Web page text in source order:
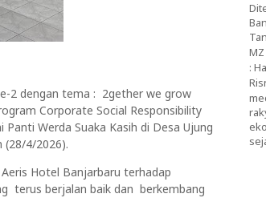
2 dengan tema : 2gether we grow
Corporate Social Responsibility
Werda Suaka Kasih di Desa Ujung
(28/4/2026).
Hotel Banjarbaru terhadap
terus berjalan baik dan berkembang
: